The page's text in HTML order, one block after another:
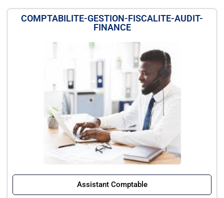
COMPTABILITE-GESTION-FISCALITE-AUDIT-
FINANCE
Assistant Comptable